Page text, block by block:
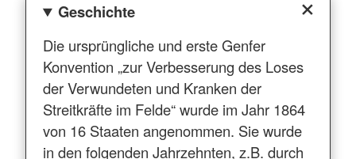
Geschichte
Die ursprüngliche und erste Genfer
Konvention „zur Verbesserung des Loses
der Verwundeten und Kranken der
Streitkräfte im Felde“ wurde im Jahr 1864
von 16 Staaten angenommen. Sie wurde
in den folgenden Jahrzehnten, z.B. durch